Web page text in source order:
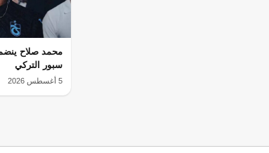
محمد صلاح
سبور التركي
5 أغسطس 2026